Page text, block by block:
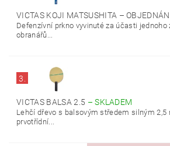
VICTAS KOJI MATSUSHITA –
Defenzívní prkno vyvinuté za účasti
obranářů...
3.
VICTAS BALSA 2.5 –SKLADEM
Lehčí dřevo s balsovým středem silným 2,5
prvotřídní...